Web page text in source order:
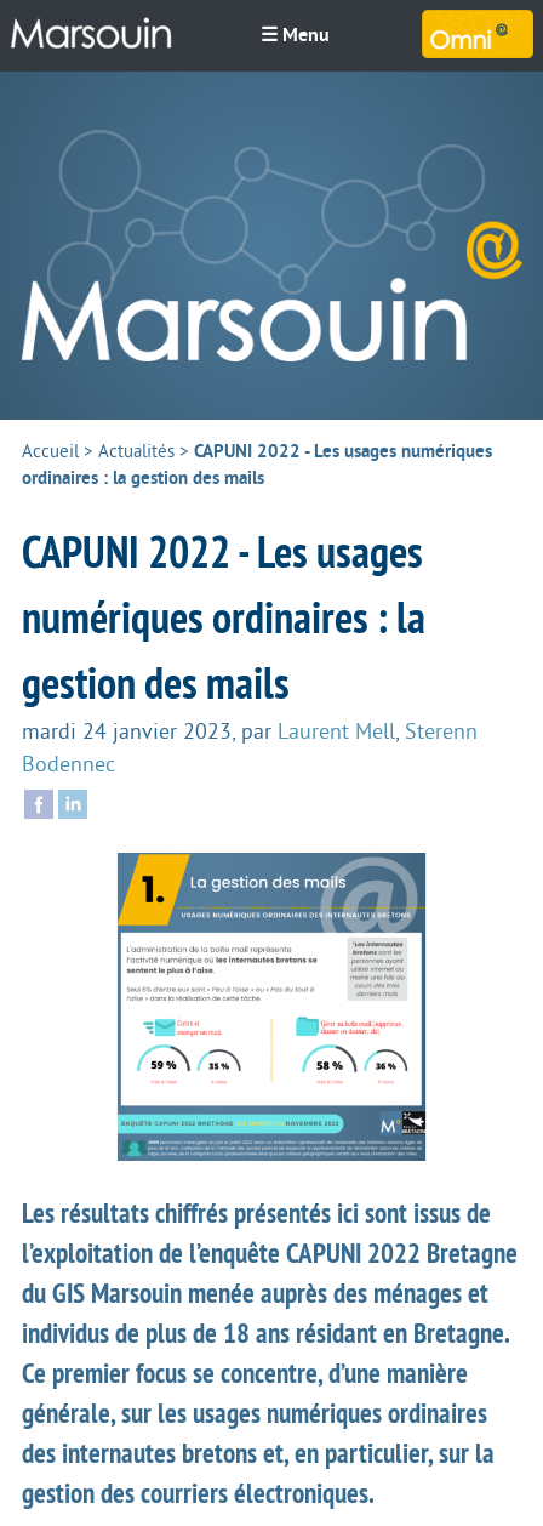
☰ Menu
Accueil> Actualités > CAPUNI 2022 - Les usages numériques
ordinaires : la gestion des mails
CAPUNI 2022 - Les usages
numériques ordinaires : la
gestion des mails
mardi 24 janvier 2023, par Laurent Mell, Sterenn
Bodennec
Les résultats chiffrés présentés ici sont issus de
l’exploitation de l’enquête CAPUNI 2022 Bretagne
du GIS Marsouin menée auprès des ménages et
individus de plus de 18 ans résidant en Bretagne.
Ce premier focus se concentre, d’une manière
générale, sur les usages numériques ordinaires
des internautes bretons et, en particulier, sur la
gestion des courriers électroniques.